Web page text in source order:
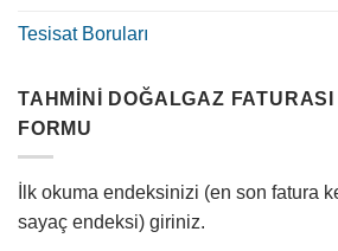
Tesisat Boruları
TAHMINI DOĞALGAZ
FORMU
İlk okuma endeksinizi (en son fatura
sayaç endeksi) giriniz.